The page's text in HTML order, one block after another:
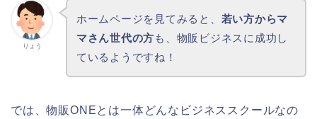
りょう
ホームページを見てみると、 若い方からマ
マさん世代の方 も、物販ビジネスに成功し
ているようですね！
では、物販ONEとは一体どんなビジネススクールなの